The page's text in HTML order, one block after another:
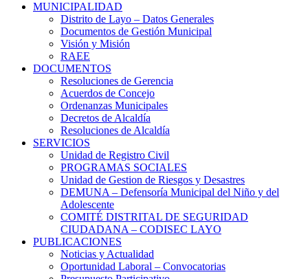
MUNICIPALIDAD
Distrito de Layo – Datos Generales
Documentos de Gestión Municipal
Visión y Misión
RAEE
DOCUMENTOS
Resoluciones de Gerencia
Acuerdos de Concejo
Ordenanzas Municipales
Decretos de Alcaldía
Resoluciones de Alcaldía
SERVICIOS
Unidad de Registro Civil
PROGRAMAS SOCIALES
Unidad de Gestion de Riesgos y Desastres
DEMUNA – Defensoría Municipal del Niño y del
Adolescente
COMITÉ DISTRITAL DE SEGURIDAD
CIUDADANA – CODISEC LAYO
PUBLICACIONES
Noticias y Actualidad
Oportunidad Laboral – Convocatorias